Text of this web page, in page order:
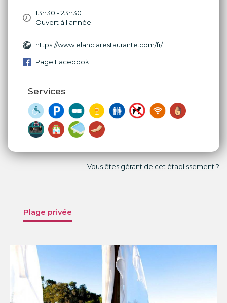
13h30 - 23h30
Ouvert à l'année
https://www.elanclarestaurante.com/fr/
Page Facebook
Services
Vous êtes gérant de cet établissement ?
Plage privée